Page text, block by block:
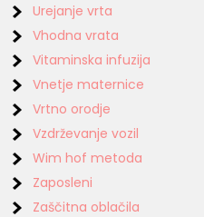
Urejanje vrta
Vhodna vrata
Vitaminska infuzija
Vnetje maternice
Vrtno orodje
Vzdrževanje vozil
Wim hof metoda
Zaposleni
Zaščitna oblačila